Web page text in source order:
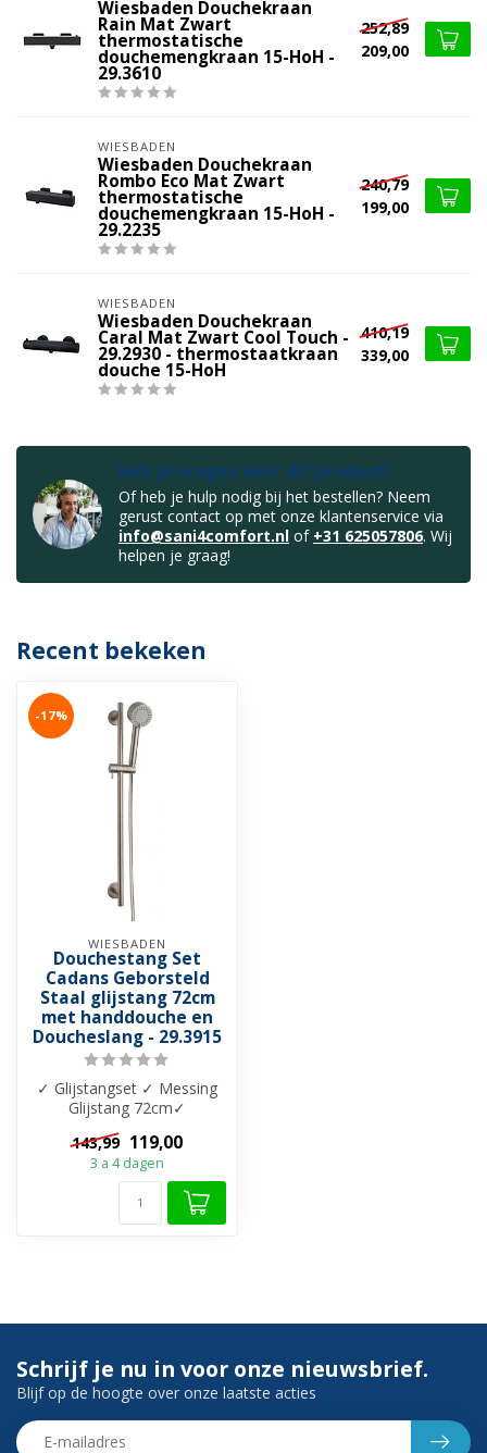
Wiesbaden Douchekraan
Rain Mat Zwart
thermostatische
douchemengkraan 15-HoH -
29.3610
252,89
209,00
WIESBADEN
Wiesbaden Douchekraan
Rombo Eco Mat Zwart
thermostatische
douchemengkraan 15-HoH -
29.2235
240,79
199,00
WIESBADEN
Wiesbaden Douchekraan
Caral Mat Zwart Cool Touch -
29.2930 - thermostaatkraan
douche 15-HoH
410,19
339,00
Heb je vragen over dit product?
Of heb je hulp nodig bij het bestellen? Neem
gerust contact op met onze klantenservice via
info@sani4comfort.nl of +31 625057806. Wij
helpen je graag!
Recent bekeken
-17%
WIESBADEN
Douchestang Set
Cadans Geborsteld
Staal glijstang 72cm
met handdouche en
Doucheslang - 29.3915
✓ Glijstangset ✓ Messing
Glijstang 72cm✓
Verstelbaar handdouche 3
standen ✓Kunst...
143,99 119,00
3 a 4 dagen
Schrijf je nu in voor onze nieuwsbrief.
Blijf op de hoogte over onze laatste acties